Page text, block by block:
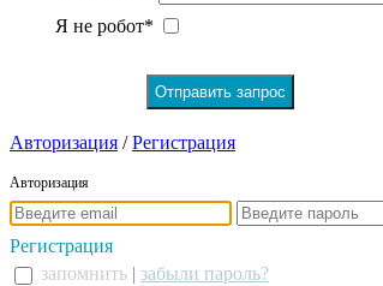
Я не робот*
Авторизация /Регистрация
Авторизация
Регистрация
запомнить
забыли пароль?